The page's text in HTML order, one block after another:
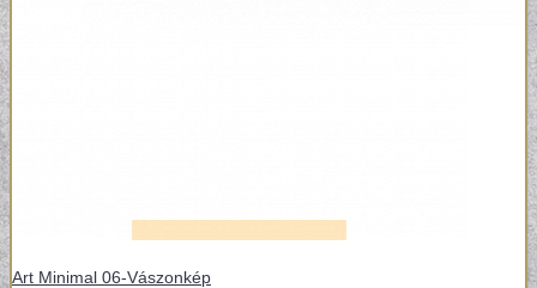
VINYL ÉS DESIGN PADLÓK
Art Minimal 06-Vászonkép